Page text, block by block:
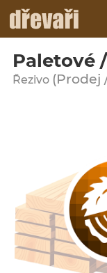
Paletové
Řezivo (Prodej